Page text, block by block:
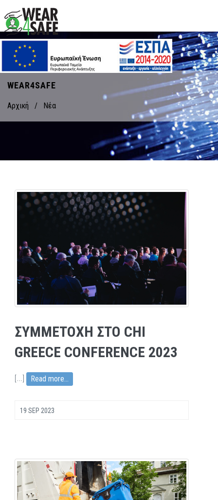
WEAR4SAFE
Αρχική / Νέα
ΣΥΜΜΕΤΟΧΗ ΣΤΟ CHI
GREECE CONFERENCE 2023
[...] Read more...
19 SEP 2023